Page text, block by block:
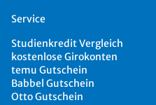
Service
Studienkredit Vergleich
kostenlose Girokonten
temu Gutschein
Babbel Gutschein
Otto Gutschein